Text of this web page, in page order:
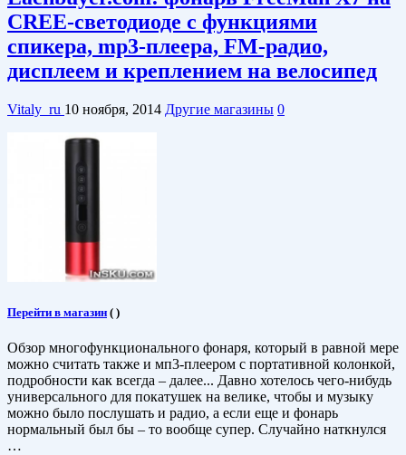
CREE-светодиоде с функциями
спикера, mp3-плеера, FM-радио,
дисплеем и креплением на велосипед
Vitaly_ru 10 ноября, 2014 Другие магазины 0
Перейти в магазин ( )
Обзор многофункционального фонаря, который в равной мере
можно считать также и мп3-плеером с портативной колонкой,
подробности как всегда – далее... Давно хотелось чего-нибудь
универсального для покатушек на велике, чтобы и музыку
можно было послушать и радио, а если еще и фонарь
нормальный был бы – то вообще супер. Случайно наткнулся
…